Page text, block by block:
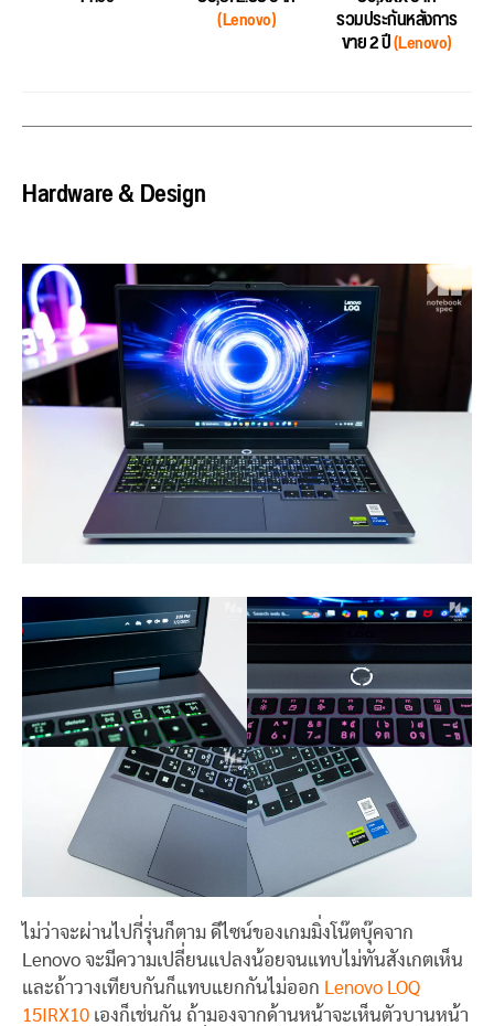
(Lenovo) รวมประกันหลังการ
ขาย 2 ปี(Lenovo)
Hardware & Design
ไม่ว่าจะผ่านไปกี่รุ่นก็ตาม ดีไซน์ของเกมมิ่งโน๊ตบุ๊คจาก
Lenovo จะมีความเปลี่ยนแปลงน้อยจนแทบไม่ทันสังเกตเห็น
และถ้าวางเทียบกันก็แทบแยกกันไม่ออก
Lenovo LOQ
15IRX10 เองก็เช่นกัน ถ้ามองจากด้านหน้าจะเห็นตัวบานหน้า